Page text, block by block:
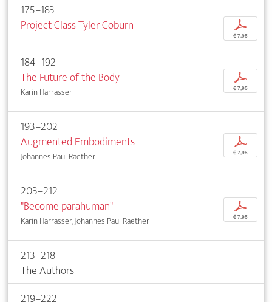
175–183
Project Class Tyler Coburn
p
€ 7,95
184–192
The Future of the Body
Karin Harrasser
p
€ 7,95
193–202
Augmented Embodiments
Johannes Paul Raether
p
€ 7,95
203–212
"Become parahuman"
Karin Harrasser, Johannes Paul Raether
p
€ 7,95
213–218
The Authors